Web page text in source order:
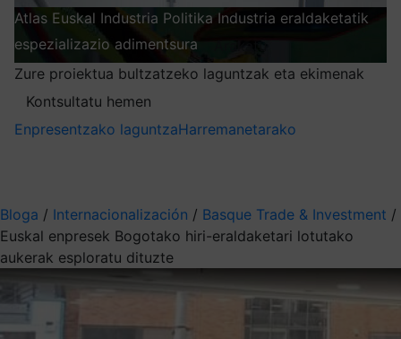
Atlas Euskal Industria Politika Industria eraldaketatik
espezializazio adimentsura
Zure proiektua bultzatzeko laguntzak eta ekimenak
Kontsultatu hemen
Enpresentzako laguntzaHarremanetarako
Bloga / Internacionalización / Basque Trade & Investment /
Euskal enpresek Bogotako hiri-eraldaketari lotutako
aukerak esploratu dituzte